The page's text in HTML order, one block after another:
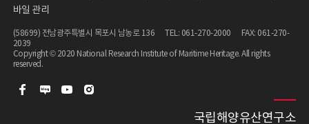
바일 관리
(58699) 전남광주특별시 목포시 남농로 136 TEL: 061-270-2000 FAX: 061-270-
2039
Copyright © 2020 National Research Institute of Maritime Heritage. All rights
reserved.
국립해양유산연구소